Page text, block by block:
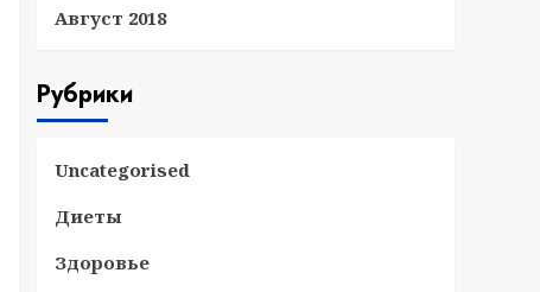
Август 2018
Рубрики
Uncategorised
Диеты
Здоровье